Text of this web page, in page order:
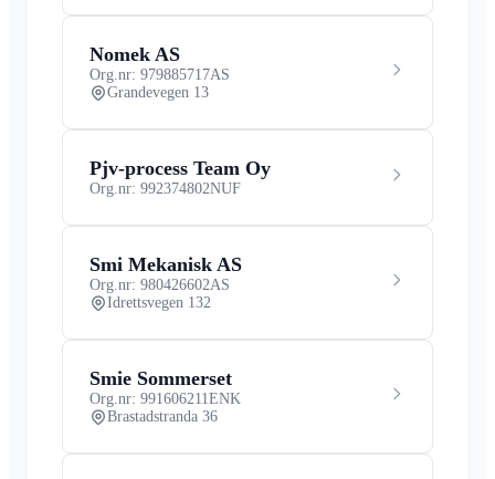
Nomek AS
Org.nr: 979885717AS
Grandevegen 13
Pjv-process Team Oy
Org.nr: 992374802NUF
Smi Mekanisk AS
Org.nr: 980426602AS
Idrettsvegen 132
Smie Sommerset
Org.nr: 991606211 ENK
Brastadstranda 36